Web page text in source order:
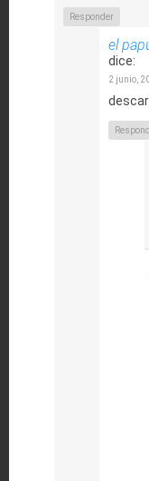
Responder
el
dice:
2 junio,